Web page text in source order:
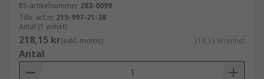
RS-artikelnummer 283-0099
Tillv. art.nr 215-997-21-38
Antal (1 enhet)
218,15 kr(exkl. moms) 218,15 kr/enhet
Antal